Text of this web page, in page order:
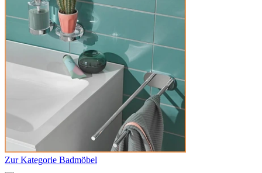
Zur Kategorie Badmöbel